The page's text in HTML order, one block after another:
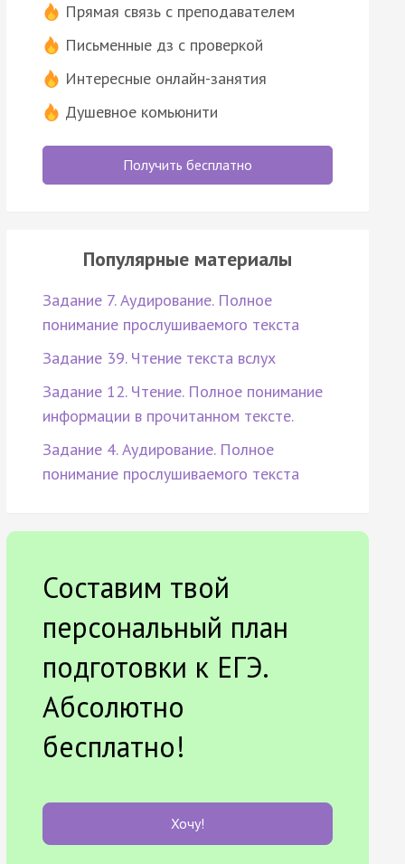
Прямая связь с преподавателем
Письменные дз с проверкой
Интересные онлайн-занятия
Душевное комьюнити
Получить бесплатно
Популярные материалы
Задание 7. Аудирование. Полное
понимание прослушиваемого текста
Задание 39. Чтение текста вслух
Задание 12. Чтение. Полное понимание
информации в прочитанном тексте.
Задание 4. Аудирование. Полное
понимание прослушиваемого текста
Составим твой
персональный план
подготовки к ЕГЭ.
Абсолютно
бесплатно!
Хочу!